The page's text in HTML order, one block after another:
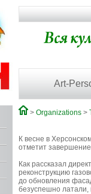
Art-
> Organizations >
К весне в
отметит
Как рассказал
реконструкцию
до обновления
безуспешно латали,